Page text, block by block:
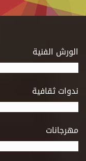
الورش الفنية
ندوات ثقافية
مهرجانات